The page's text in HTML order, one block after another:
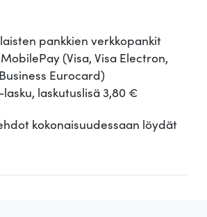
pankkien verkkopankit
(Visa, Visa Electron,
Eurocard)
laskutuslisä 3,80 €
kokonaisuudessaan löydät